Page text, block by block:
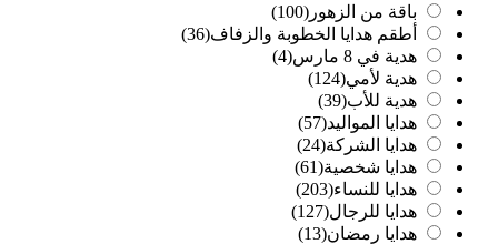
باقة من الزهور (100)
أطقم هدايا الخطوبة والزفاف(36)
هدية في 8 مارس
(4)
هدية لأمي(124)
هدية للأب(39)
هدايا المواليد(57)
هدايا الشركة(24)
هدايا شخصية(61)
هدايا للنساء(203)
هدايا للرجال(127)
هدايا رمضان(13)